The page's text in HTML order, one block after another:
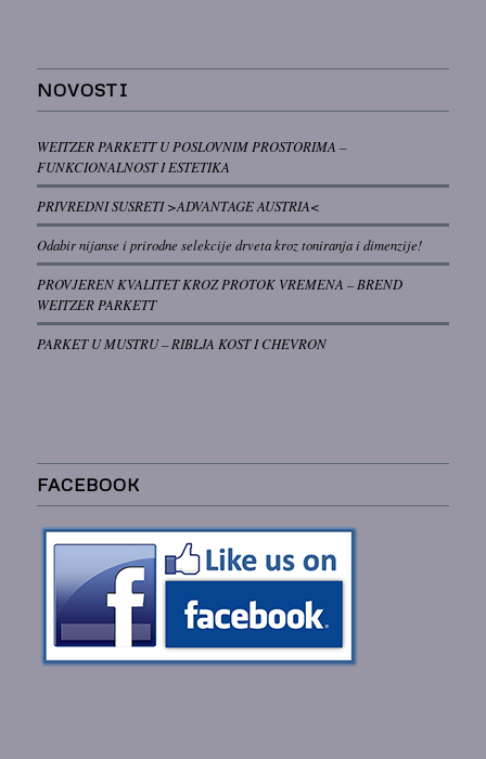
NOVOSTI
WEITZER PARKETT U POSLOVNIM PROSTORIMA –
FUNKCIONALNOST I ESTETIKA
PRIVREDNI SUSRETI >ADVANTAGE AUSTRIA<
Odabir nijanse i prirodne selekcije drveta kroz toniranja i dimenzije!
PROVJEREN KVALITET KROZ PROTOK VREMENA – BREND
WEITZER PARKETT
PARKET U MUSTRU – RIBLJA KOST I CHEVRON
FACEBOOK